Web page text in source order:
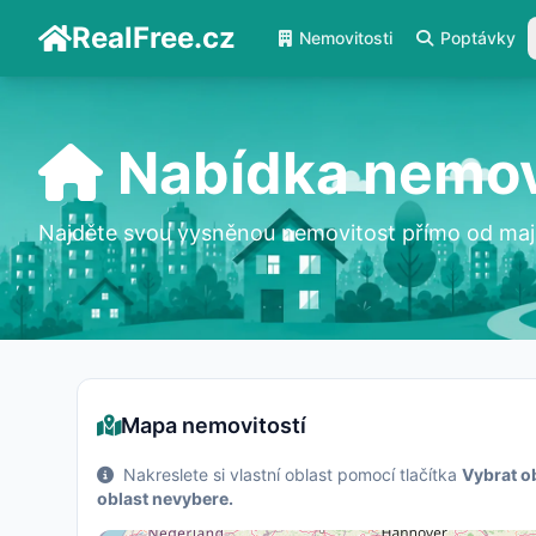
RealFree.cz Nemovitosti Poptávky
Nabídka
Najděte svou vysněnou nemovitost přímo od
Mapa nemovitostí
Nakreslete si vlastní oblast pomocí tlačítka Vybrat
oblast nevybere.